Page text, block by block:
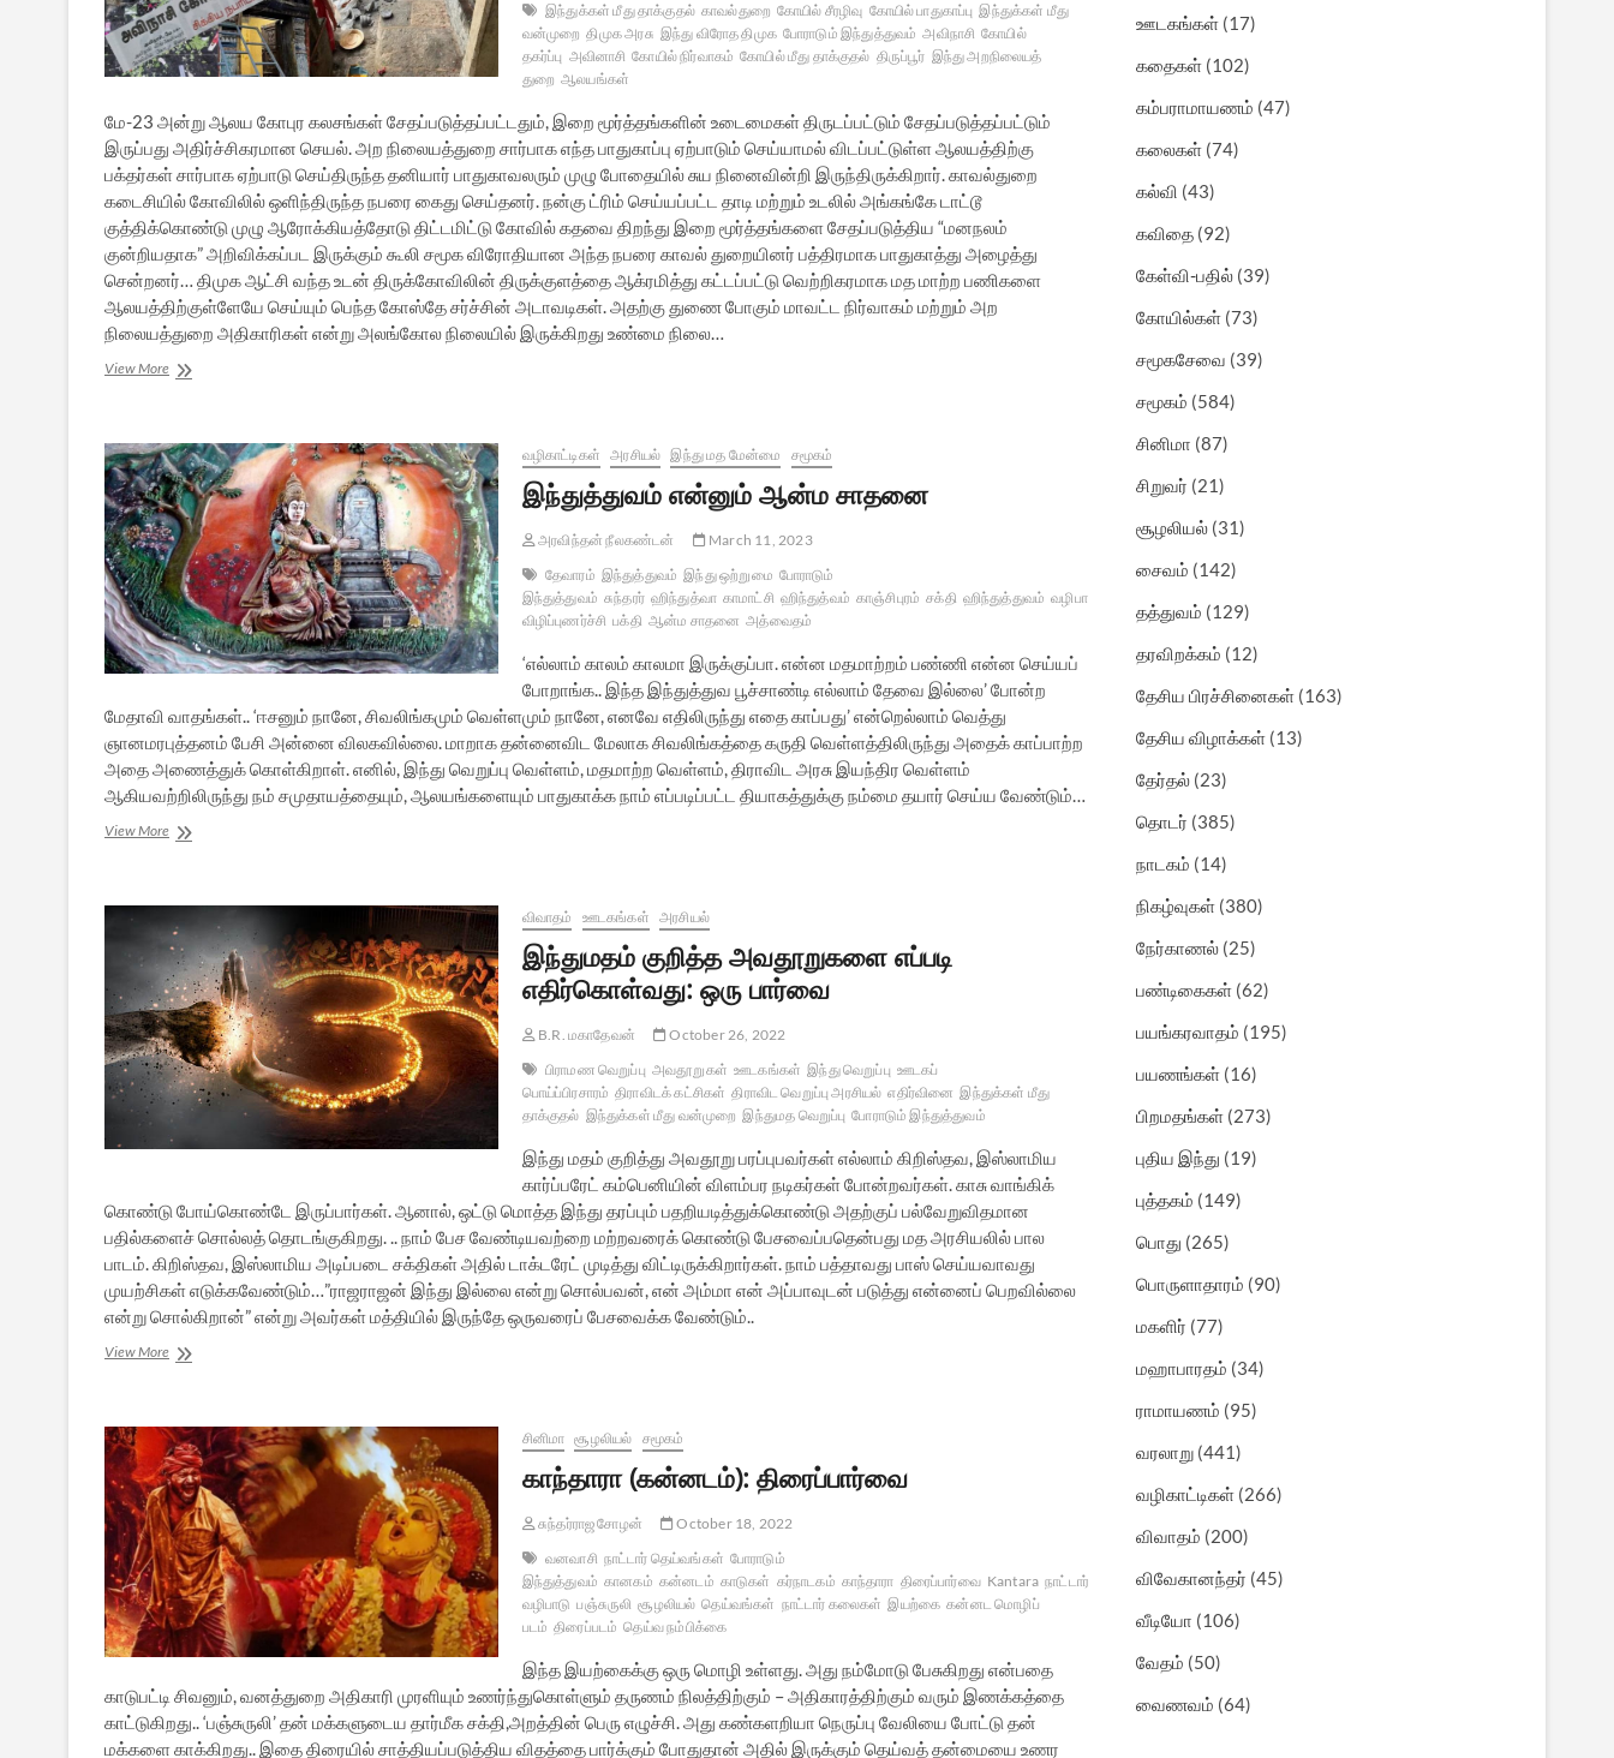
இந்துக்கள் மீது தாக்குதல் காவல்துறை கோயில் சீரழிவு கோயில் பாதுகாப்பு இந்துக்கள் மீது
வன்முறை திமுக அரசு இந்து விரோத திமுக போராடும் இந்துத்துவம் அவிநாசி கோயில்
தகர்ப்பு அவினாசி கோயில் நிர்வாகம் கோயில் மீது தாக்குதல் திருப்பூர் இந்து அறநிலையத்
துறை ஆலயங்கள்
மே-23 அன்று ஆலய கோபுர கலசங்கள் சேதப்படுத்தப்பட்டதும், இறை மூர்த்தங்களின் உடைமைகள் திருடப்பட்டும் சேதப்படுத்தப்பட்டும்
இருப்பது அதிர்ச்சிகரமான செயல். அற நிலையத்துறை சார்பாக எந்த பாதுகாப்பு ஏற்பாடும் செய்யாமல் விடப்பட்டுள்ள ஆலயத்திற்கு
பக்தர்கள் சார்பாக ஏற்பாடு செய்திருந்த தனியார் பாதுகாவலரும் முழு போதையில் சுய நினைவின்றி இருந்திருக்கிறார். காவல்துறை
கடைசியில் கோவிலில் ஒளிந்திருந்த நபரை கைது செய்தனர். நன்கு ட்ரிம் செய்யப்பட்ட தாடி மற்றும் உடலில் அங்கங்கே டாட்டூ
குத்திக்கொண்டு முழு ஆரோக்கியத்தோடு திட்டமிட்டு கோவில் கதவை திறந்து இறை மூர்த்தங்களை சேதப்படுத்திய “மனநலம்
குன்றியதாக” அறிவிக்கப்பட இருக்கும் கூலி சமூக விரோதியான அந்த நபரை காவல் துறையினர் பத்திரமாக பாதுகாத்து அழைத்து
சென்றனர்… திமுக ஆட்சி வந்த உடன் திருக்கோவிலின் திருக்குளத்தை ஆக்ரமித்து கட்டப்பட்டு வெற்றிகரமாக மத மாற்ற பணிகளை
ஆலயத்திற்குள்ளேயே செய்யும் பெந்த கோஸ்தே சர்ச்சின் அடாவடிகள். அதற்கு துணை போகும் மாவட்ட நிர்வாகம் மற்றும் அற
நிலையத்துறை அதிகாரிகள் என்று அலங்கோல நிலையில் இருக்கிறது உண்மை நிலை…
View Moreஅவிநாசி
தொடர்
தாக்குதல்கள்:
நேரடி
ரிப்போர்ட்
வழிகாட்டிகள் அரசியல் இந்து மத மேன்மை சமூகம்
இந்துத்துவம் என்னும் ஆன்ம சாதனை
அரவிந்தன் நீலகண்டன்
March 11, 2023
தேவாரம் இந்துத்துவம் இந்து ஒற்றுமை போராடும்
இந்துத்துவம் சுந்தரர் ஹிந்துத்வா காமாட்சி ஹிந்துத்வம் காஞ்சிபுரம் சக்தி ஹிந்துத்துவம் வழிபாடு
விழிப்புணர்ச்சி பக்தி ஆன்ம சாதனை அத்வைதம்
‘எல்லாம் காலம் காலமா இருக்குப்பா. என்ன மதமாற்றம் பண்ணி என்ன செய்யப்
போறாங்க.. இந்த இந்துத்துவ பூச்சாண்டி எல்லாம் தேவை இல்லை’ போன்ற
மேதாவி வாதங்கள்.. ‘ஈசனும் நானே, சிவலிங்கமும் வெள்ளமும் நானே, எனவே எதிலிருந்து எதை காப்பது’ என்றெல்லாம் வெத்து
ஞானமரபுத்தனம் பேசி அன்னை விலகவில்லை. மாறாக தன்னைவிட மேலாக சிவலிங்கத்தை கருதி வெள்ளத்திலிருந்து அதைக் காப்பாற்ற
அதை அணைத்துக் கொள்கிறாள். எனில், இந்து வெறுப்பு வெள்ளம், மதமாற்ற வெள்ளம், திராவிட அரசு இயந்திர வெள்ளம்
ஆகியவற்றிலிருந்து நம் சமுதாயத்தையும், ஆலயங்களையும் பாதுகாக்க நாம் எப்படிப்பட்ட தியாகத்துக்கு நம்மை தயார் செய்ய வேண்டும்…
View Moreஇந்துத்துவம்
விவாதம்
ஊடகங்கள் அரசியல்
இந்துமதம் குறித்த அவதூறுகளை எப்படி
எதிர்கொள்வது: ஒரு பார்வை
B.R. மகாதேவன்
October 26, 2022
பிராமண வெறுப்பு அவதூறுகள் ஊடகங்கள் இந்து வெறுப்பு ஊடகப்
பொய்ப்பிரசாரம் திராவிடக் கட்சிகள் திராவிட வெறுப்பு அரசியல் எதிர்வினை இந்துக்கள் மீது
தாக்குதல் இந்துக்கள் மீது வன்முறை இந்துமத வெறுப்பு போராடும் இந்துத்துவம்
இந்து மதம் குறித்து அவதூறு பரப்புபவர்கள் எல்லாம் கிறிஸ்தவ, இஸ்லாமிய
கார்ப்பரேட் கம்பெனியின் விளம்பர நடிகர்கள் போன்றவர்கள். காசு வாங்கிக்
கொண்டு போய்கொண்டே இருப்பார்கள். ஆனால், ஒட்டு மொத்த இந்து தரப்பும் பதறியடித்துக்கொண்டு அதற்குப் பல்வேறுவிதமான
பதில்களைச் சொல்லத் தொடங்குகிறது. .. நாம் பேச வேண்டியவற்றை மற்றவரைக் கொண்டு பேசவைப்பதென்பது மத அரசியலில் பால
பாடம். கிறிஸ்தவ, இஸ்லாமிய அடிப்படை சக்திகள் அதில் டாக்டரேட் முடித்து விட்டிருக்கிறார்கள். நாம் பத்தாவது பாஸ் செய்யவாவது
முயற்சிகள் எடுக்கவேண்டும்…”ராஜராஜன் இந்து இல்லை என்று சொல்பவன், என் அம்மா என் அப்பாவுடன் படுத்து என்னைப் பெறவில்லை
என்று சொல்கிறான்” என்று அவர்கள் மத்தியில் இருந்தே ஒருவரைப் பேசவைக்க வேண்டும்..
View Moreஇந்துமதம்
எதிர்கொள்வது:
ஒரு
பார்வை
சினிமா சூழலியல் சமூகம்
காந்தாரா (கன்னடம்): திரைப்பார்வை
சுந்தர்ராஜ சோழன்
October 18, 2022
வனவாசி நாட்டார் தெய்வங்கள் போராடும்
இந்துத்துவம் கானகம் கன்னடம் காடுகள் கர்நாடகம் காந்தாரா திரைப்பார்வை Kantara நாட்டார்
வழிபாடு பஞ்சுருலி சூழலியல் தெய்வங்கள் நாட்டார் கலைகள் இயற்கை கன்னட மொழிப்
படம் திரைப்படம் தெய்வ நம்பிக்கை
இந்த இயற்கைக்கு ஒரு மொழி உள்ளது. அது நம்மோடு பேசுகிறது என்பதை
காடுபட்டி சிவனும், வனத்துறை அதிகாரி முரளியும் உணர்ந்துகொள்ளும் தருணம் நிலத்திற்கும் – அதிகாரத்திற்கும் வரும் இணக்கத்தை
காட்டுகிறது.. ‘பஞ்சுருலி’ தன் மக்களுடைய தார்மீக சக்தி,அறத்தின் பெரு எழுச்சி. அது கண்களறியா நெருப்பு வேலியை போட்டு தன்
மக்களை காக்கிறது.. இதை திரையில் சாத்தியப்படுத்திய விதத்தை பார்க்கும் போதுதான் அதில் இருக்கும் தெய்வத் தன்மையை உணர
ஊடகங்கள் (17)
கதைகள் (102)
கம்பராமாயணம் (47)
கலைகள் (74)
கல்வி (43)
கவிதை (92)
கேள்வி-பதில் (39)
கோயில்கள் (73)
சமூகசேவை (39)
சமூகம் (584)
சினிமா (87)
சிறுவர் (21)
சூழலியல் (31)
சைவம் (142)
தத்துவம் (129)
தரவிறக்கம் (12)
தேசிய பிரச்சினைகள் (163)
தேசிய விழாக்கள் (13)
தேர்தல் (23)
தொடர் (385)
நாடகம் (14)
நிகழ்வுகள் (380)
நேர்காணல் (25)
பண்டிகைகள் (62)
பயங்கரவாதம் (195)
பயணங்கள் (16)
பிறமதங்கள் (273)
புதிய இந்து (19)
புத்தகம் (149)
பொது (265)
பொருளாதாரம் (90)
மகளிர் (77)
மஹாபாரதம் (34)
ராமாயணம் (95)
வரலாறு (441)
வழிகாட்டிகள் (266)
விவாதம் (200)
விவேகானந்தர் (45)
வீடியோ (106)
வேதம் (50)
வைணவம் (64)